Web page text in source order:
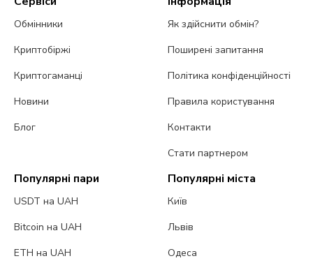
Обмінники
Криптобіржі
Криптогаманці
Новини
Блог
Як здійснити обмін?
Поширені запитання
Політика конфіденційності
Правила користування
Контакти
Стати партнером
Популярні пари
USDT на UAH
Bitcoin на UAH
ETH на UAH
Популярні міста
Київ
Львів
Одеса